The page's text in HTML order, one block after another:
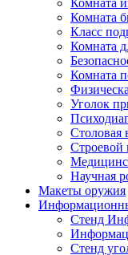
Комната
Класс
Комната
Комната
Уголок
Столовая
Строевой
Научная
Макеты оружия
Стенд
Стенд